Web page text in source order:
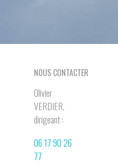
NOUS CONTACTER
Olivier
VERDIER,
dirigeant :
06 17 90 26
77